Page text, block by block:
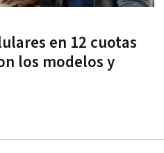
en 12 cuotas
los modelos y